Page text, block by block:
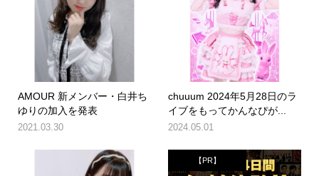
AMOUR 新メンバー・白井ち
ゆりの加入を発表
2021.03.30
chuuum 2024年5月28日のラ
イブをもってかんなぴが...
2024.05.01
【PR】